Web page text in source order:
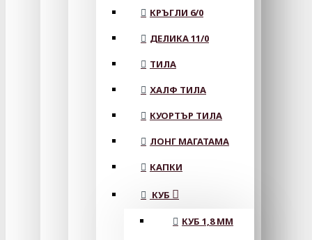
КРЪГЛИ 6/0
ДЕЛИКА 11/0
ТИЛА
ХАЛФ ТИЛА
КУОРТЪР ТИЛА
ЛОНГ МАГАТАМА
КАПКИ
КУБ
КУБ 1,8 ММ